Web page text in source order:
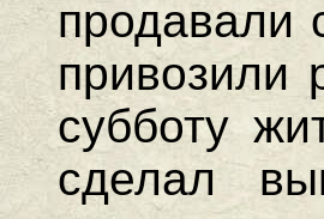
продавали
привозили
субботу
сделал